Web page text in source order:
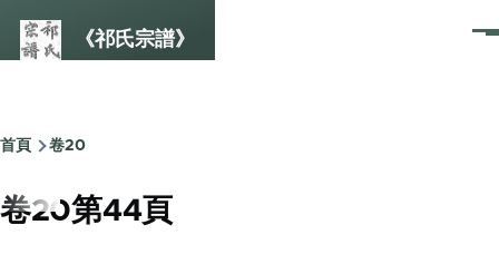
《祁氏宗譜》
選
Breadcrumb
首頁 卷20
卷20第44頁